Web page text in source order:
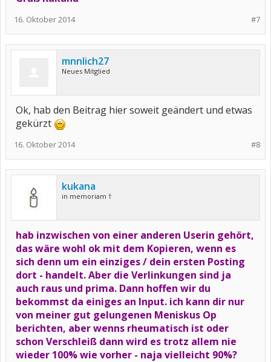
#7
16. Oktober 2014
mnnlich27
Neues Mitglied
Ok, hab den Beitrag hier soweit geändert und etwas
gekürzt
#8
16. Oktober 2014
kukana
in memoriam †
hab inzwischen von einer anderen Userin gehört,
das wäre wohl ok mit dem Kopieren, wenn es
sich denn um ein einziges / dein ersten Posting
dort - handelt. Aber die Verlinkungen sind ja
auch raus und prima. Dann hoffen wir du
bekommst da einiges an Input. ich kann dir nur
von meiner gut gelungenen Meniskus Op
berichten, aber wenns rheumatisch ist oder
schon Verschleiß dann wird es trotz allem nie
wieder 100% wie vorher - naja vielleicht 90%?